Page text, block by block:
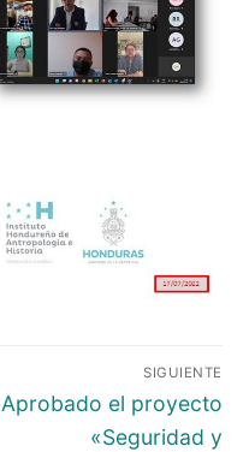
SIGUIENTE
Entrada
Aprobado el proyecto
«Seguridad y